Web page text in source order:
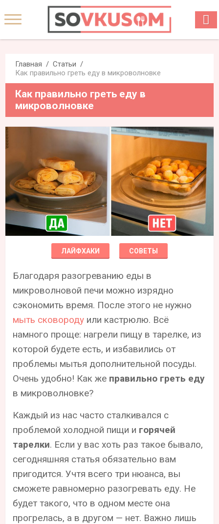
Главная
Статьи
Как правильно греть еду в микроволновке
Как правильно греть еду в
микроволновке
ЛАЙФХАКИ СОВЕТЫ
Благодаря разогреванию еды в
микроволновой печи можно изрядно
сэкономить время. После этого не нужно
мыть сковороду или кастрюлю. Всё
намного проще: нагрели пищу в тарелке, из
которой будете есть, и избавились от
проблемы мытья дополнительной посуды.
Очень удобно! Как же правильно греть еду
в микроволновке?
Каждый из нас часто сталкивался с
проблемой холодной пищи и горячей
тарелки. Если у вас хоть раз такое бывало,
сегодняшняя статья обязательно вам
пригодится. Учтя всего три нюанса, вы
сможете равномерно разогревать еду. Не
будет такого, что в одном месте она
прогрелась, а в другом — нет. Важно лишь